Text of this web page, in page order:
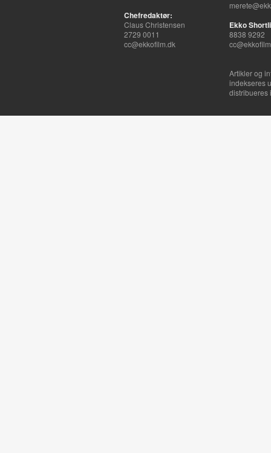
Chefredaktør:
Claus Christensen
2729 0011
cc@ekkofilm.dk
Ekko
8838 9292
Artikler og
indekseres
distribueres